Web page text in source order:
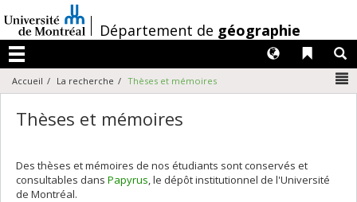
au
contenu
/Département de géographie
Menu
Liens
Langues
Accueil La recherche Thèses et mémoires
Thèses et mémoires
Des thèses et mémoires de nos étudiants sont conservés et
consultables dans Papyrus, le dépôt institutionnel de l'Université
de Montréal.